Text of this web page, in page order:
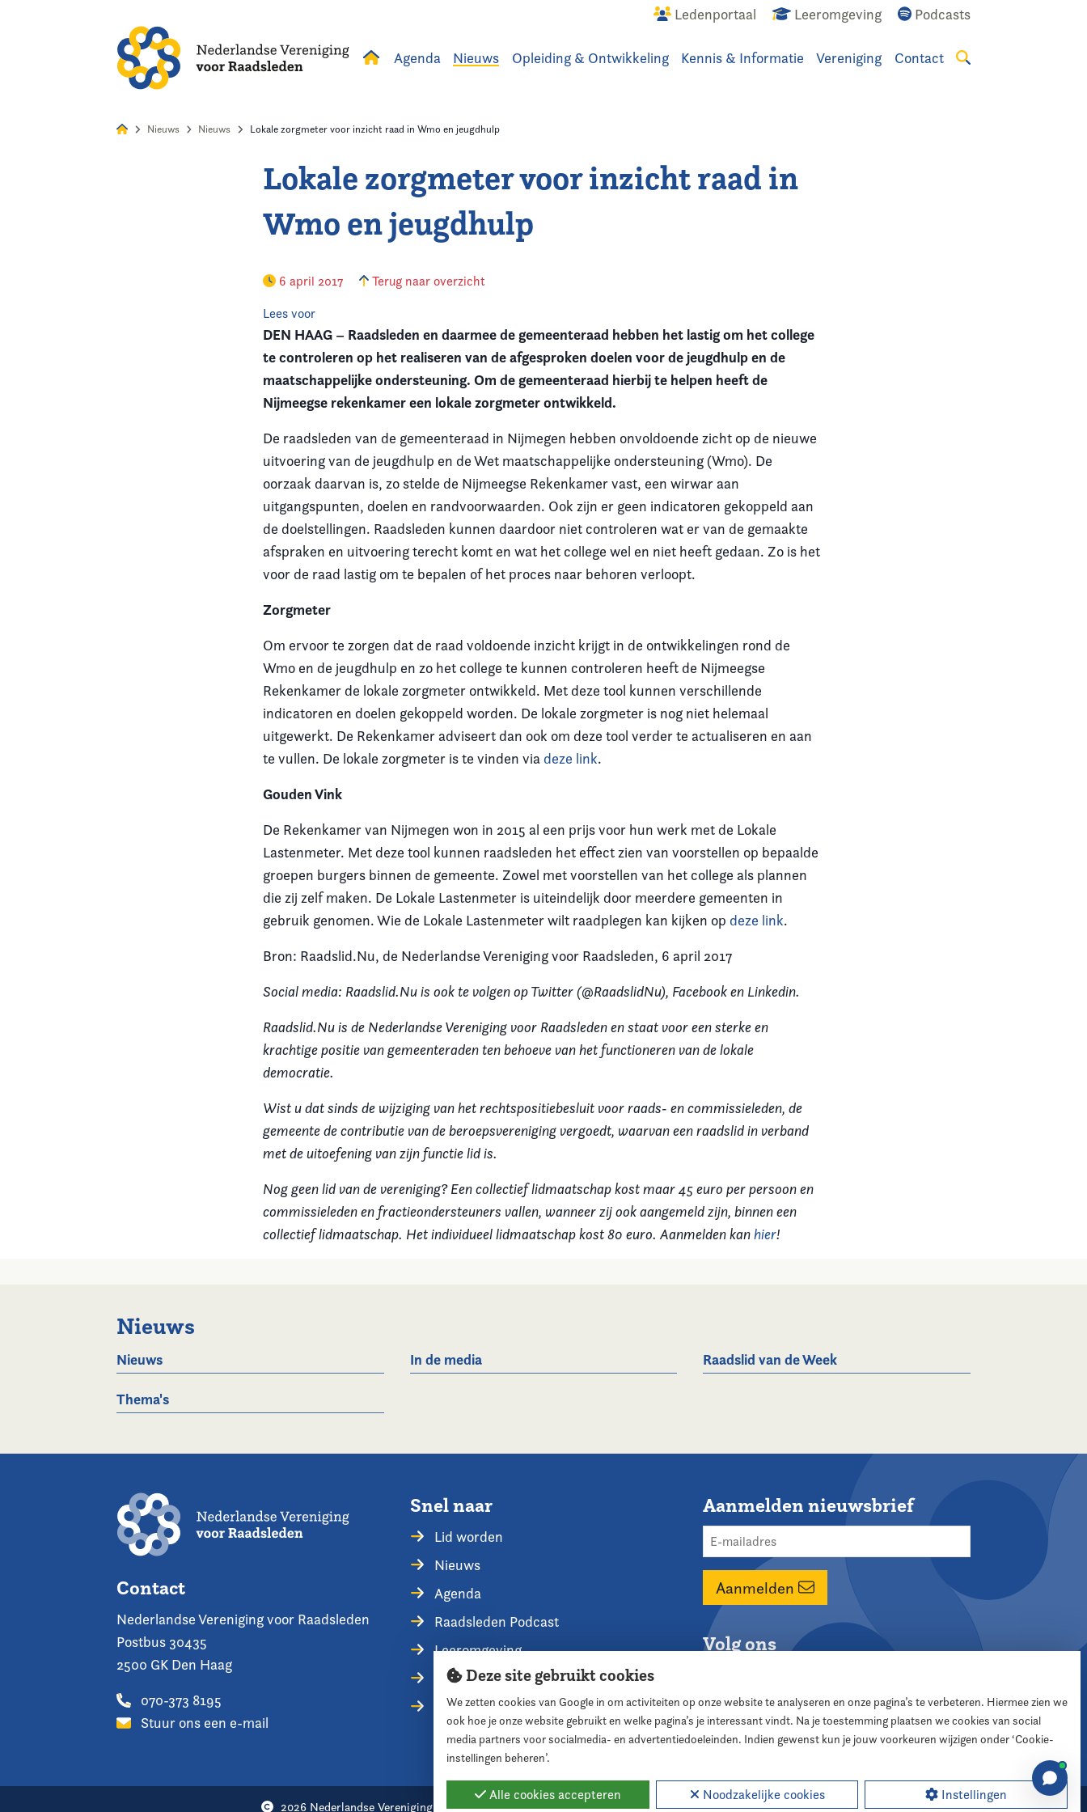
Ledenportaal Leeromgeving Podcasts
Agenda Nieuws Opleiding & Ontwikkeling Kennis & Informatie Vereniging Contact
Nieuws Nieuws Lokale zorgmeter voor inzicht raad in Wmo en jeugdhulp
Lokale zorgmeter voor inzicht raad in
Wmo en jeugdhulp
6 april 2017 Terug naar overzicht
Lees voor
DEN HAAG – Raadsleden en daarmee de gemeenteraad hebben het lastig om het college
te controleren op het realiseren van de afgesproken doelen voor de jeugdhulp en de
maatschappelijke ondersteuning. Om de gemeenteraad hierbij te helpen heeft de
Nijmeegse rekenkamer een lokale zorgmeter ontwikkeld.
De raadsleden van de gemeenteraad in Nijmegen hebben onvoldoende zicht op de nieuwe
uitvoering van de jeugdhulp en de Wet maatschappelijke ondersteuning (Wmo). De
oorzaak daarvan is, zo stelde de Nijmeegse Rekenkamer vast, een wirwar aan
uitgangspunten, doelen en randvoorwaarden. Ook zijn er geen indicatoren gekoppeld aan
de doelstellingen. Raadsleden kunnen daardoor niet controleren wat er van de gemaakte
afspraken en uitvoering terecht komt en wat het college wel en niet heeft gedaan. Zo is het
voor de raad lastig om te bepalen of het proces naar behoren verloopt.
Zorgmeter
Om ervoor te zorgen dat de raad voldoende inzicht krijgt in de ontwikkelingen rond de
Wmo en de jeugdhulp en zo het college te kunnen controleren heeft de Nijmeegse
Rekenkamer de lokale zorgmeter ontwikkeld. Met deze tool kunnen verschillende
indicatoren en doelen gekoppeld worden. De lokale zorgmeter is nog niet helemaal
uitgewerkt. De Rekenkamer adviseert dan ook om deze tool verder te actualiseren en aan
te vullen. De lokale zorgmeter is te vinden via deze link.
Gouden Vink
De Rekenkamer van Nijmegen won in 2015 al een prijs voor hun werk met de Lokale
Lastenmeter. Met deze tool kunnen raadsleden het effect zien van voorstellen op bepaalde
groepen burgers binnen de gemeente. Zowel met voorstellen van het college als plannen
die zij zelf maken. De Lokale Lastenmeter is uiteindelijk door meerdere gemeenten in
gebruik genomen. Wie de Lokale Lastenmeter wilt raadplegen kan kijken op deze link.
Bron: Raadslid.Nu, de Nederlandse Vereniging voor Raadsleden, 6 april 2017
Social media: Raadslid.Nu is ook te volgen op Twitter (@RaadslidNu), Facebook en Linkedin.
Raadslid.Nu is de Nederlandse Vereniging voor Raadsleden en staat voor een sterke en
krachtige positie van gemeenteraden ten behoeve van het functioneren van de lokale
democratie.
Wist u dat sinds de wijziging van het rechtspositiebesluit voor raads- en commissieleden, de
gemeente de contributie van de beroepsvereniging vergoedt, waarvan een raadslid in verband
met de uitoefening van zijn functie lid is.
Nog geen lid van de vereniging? Een collectief lidmaatschap kost maar 45 euro per persoon en
commissieleden en fractieondersteuners vallen, wanneer zij ook aangemeld zijn, binnen een
collectief lidmaatschap. Het individueel lidmaatschap kost 80 euro. Aanmelden kanhier!
Nieuws
Nieuws In de media Raadslid van de Week
Thema's
Contact
Nederlandse Vereniging voor Raadsleden
Postbus 30435
2500 GK Den Haag
070-373 8195
Stuur ons een e-mail
Snel naar
Lid worden
Nieuws
Agenda
Raadsleden Podcast
Leeromgeving
Privacyverklaring
Contact opnemen
Aanmelden nieuwsbrief
Aanmelden
Volg ons
2026 Nederlandse Vereniging voor Raadsleden Cookie instellingen Webdesign:XD designers
Deze site gebruikt cookies
We zetten cookies van Google in om activiteiten op onze website te analyseren en onze pagina’s te verbeteren. Hiermee zien we
ook hoe je onze website gebruikt en welke pagina’s je interessant vindt. Na je toestemming plaatsen we cookies van social
media partners voor socialmedia- en advertentiedoeleinden. Indien gewenst kun je jouw voorkeuren wijzigen onder ‘Cookie-
instellingen beheren’.
Alle cookies accepteren Noodzakelijke cookies Instellingen